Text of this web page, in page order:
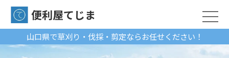
山口県で草刈り・伐採・剪定ならお任せください！
便利屋てじま